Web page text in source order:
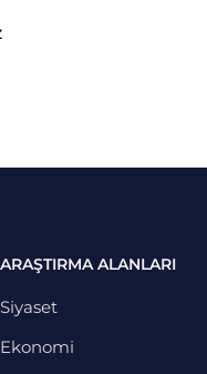
ARAŞTIRMA ALANLARI
Siyaset
Ekonomi